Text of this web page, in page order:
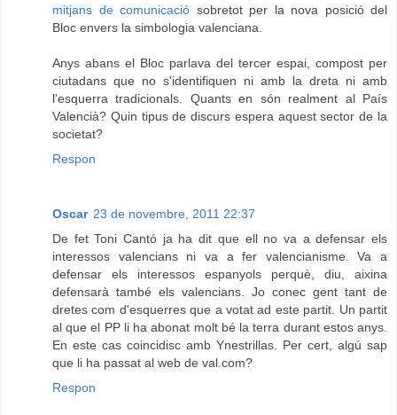
mitjans de comunicació sobretot per la nova posició del
Bloc envers la simbologia valenciana.
Anys abans el Bloc parlava del tercer espai, compost per
ciutadans que no s'identifiquen ni amb la dreta ni amb
l'esquerra tradicionals. Quants en són realment al País
Valencià? Quin tipus de discurs espera aquest sector de la
societat?
Respon
Oscar 23 de novembre, 2011 22:37
De fet Toni Cantó ja ha dit que ell no va a defensar els
interessos valencians ni va a fer valencianisme. Va a
defensar els interessos espanyols perquè, diu, aixina
defensarà també els valencians. Jo conec gent tant de
dretes com d'esquerres que a votat ad este partit. Un partit
al que el PP li ha abonat molt bé la terra durant estos anys.
En este cas coincidisc amb Ynestrillas. Per cert, algú sap
que li ha passat al web de val.com?
Respon